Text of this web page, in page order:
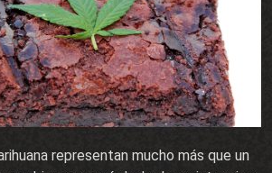
representan mucho más que un